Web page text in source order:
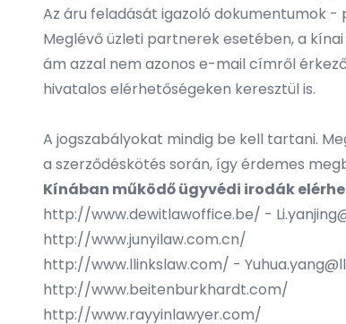
Az áru feladását igazoló dokumentumok -
Meglévő üzleti partnerek esetében, a
ám azzal nem azonos e-mail címről
hivatalos elérhetőségeken keresztül is.
A jogszabályokat mindig be kell tartani.
a szerződéskötés során, így érdemes
Kínában működő ügyvédi irodák
http://www.dewitlawoffice.be/ -
http://www.junyilaw.com.cn/
http://www.llinkslaw.com/ -
http://www.beitenburkhardt.com/
http://www.rayyinlawyer.com/